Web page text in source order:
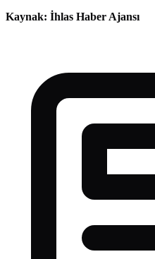
Kaynak: İhlas Haber Ajansı